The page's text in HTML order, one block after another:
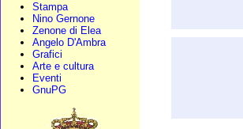
Stampa
Nino Gernone
Zenone di Elea
Angelo D'Ambra
Grafici
Arte e cultura
Eventi
GnuPG